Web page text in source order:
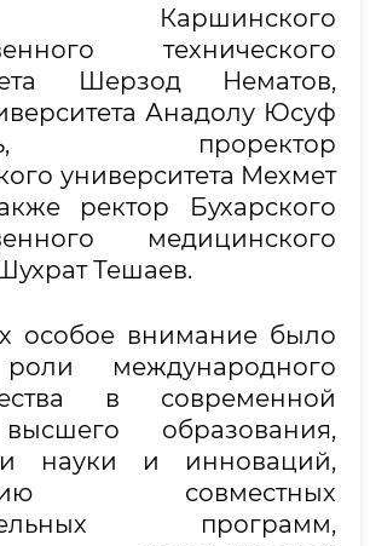
Каршинского
технического
Шерзод Нематов,
Анадолу Юсуф
проректор
университета Мехмет
ректор Бухарского
медицинского
Тешаев.
особое внимание было
международного
в современной
образования,
науки и инноваций,
совместных
программ,